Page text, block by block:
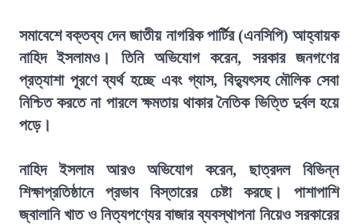
সমাবেশে বক্তব্য দেন জাতীয় নাগরিক পার্টির (এনসিপি) আহ্বায়ক
নাহিদ ইসলামও। তিনি অভিযোগ করেন, সরকার জনগণের
প্রত্যাশা পূরণে ব্যর্থ হচ্ছে এবং গ্যাস, বিদ্যুৎসহ মৌলিক সেবা
নিশ্চিত করতে না পারলে ক্ষমতায় থাকার নৈতিক ভিত্তি দুর্বল হয়ে
পড়ে।
নাহিদ ইসলাম আরও অভিযোগ করেন, ছাত্রদল বিভিন্ন
শিক্ষাপ্রতিষ্ঠানে প্রভাব বিস্তারের চেষ্টা করছে। পাশাপাশি
জ্বালানি খাত ও নিত্যপণ্যের বাজার ব্যবস্থাপনা নিয়েও সরকারের